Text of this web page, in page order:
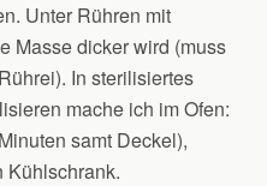
Unter Rühren mit
Masse dicker wird (muss
In sterilisiertes
mache ich im Ofen:
samt Deckel),
Kühlschrank.